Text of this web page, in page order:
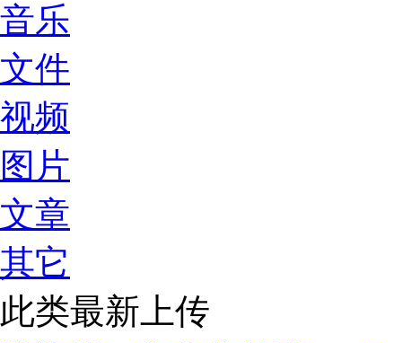
音乐
文件
视频
图片
文章
其它
此类最新上传